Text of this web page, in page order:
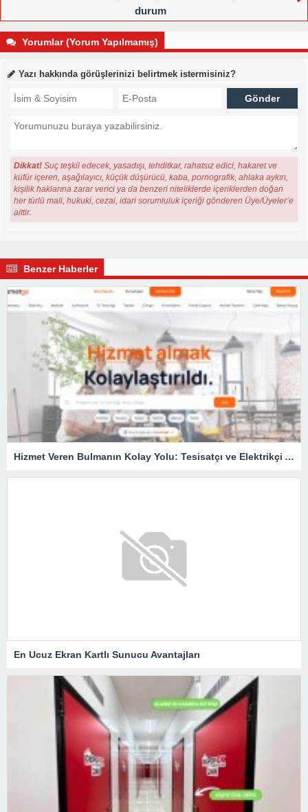
durum
Yorumlar (Yorum Yapılmamış)
Yazı hakkında görüşlerinizi belirtmek istermisiniz?
Dikkat! Suç teşkil edecek, yasadışı, tehditkar, rahatsız edici, hakaret ve
küfür içeren, aşağılayıcı, küçük düşürücü, kaba, pornografik, ahlaka aykırı,
kişilik haklarına zarar verici ya da benzeri niteliklerde içeriklerden doğan
her türlü mali, hukuki, cezai, idari sorumluluk içeriği gönderen Üye/Üyeler’e
aittir.
Benzer Haberler
Hizmet Veren Bulmanın Kolay Yolu: Tesisatçı ve Elektrikçi Ararken Nelere Dikkat Edilmeli?
En Ucuz Ekran Kartlı Sunucu Avantajları